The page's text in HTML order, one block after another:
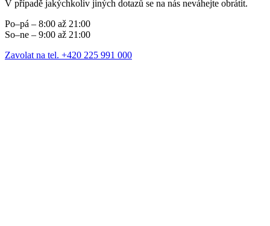
V případě jakýchkoliv jiných dotazů se na nás neváhejte obrátit.
Po–pá – 8:00 až 21:00
So–ne – 9:00 až 21:00
Zavolat na tel. +420 225 991 000